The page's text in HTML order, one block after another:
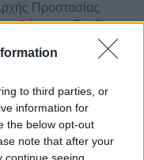
to third parties, or
information for
the below opt-out
note that after your
continue seeing
Προστασίας
Λάμπρος Σμαΐλης
της έκφρασης,
(ΕΝ.Ε.Δ)
WiseData.